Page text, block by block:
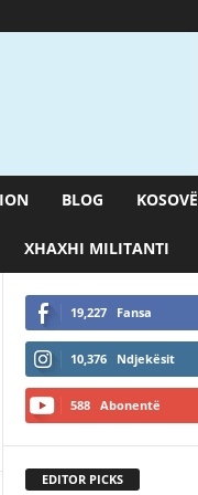
BLOG KOSOVË
XHAXHI MILITANTI
19,227 Fansa
10,376 Ndjekësit
588 Abonentë
EDITOR PICKS